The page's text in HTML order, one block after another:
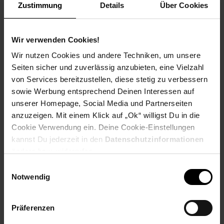
Zustimmung Details Über Cookies
Wir verwenden Cookies!
Wir nutzen Cookies und andere Techniken, um unsere
Seiten sicher und zuverlässig anzubieten, eine Vielzahl
von Services bereitzustellen, diese stetig zu verbessern
sowie Werbung entsprechend Deinen Interessen auf
unserer Homepage, Social Media und Partnerseiten
anzuzeigen. Mit einem Klick auf „Ok“ willigst Du in die
Cookie Verwendung ein. Deine Cookie-Einstellungen
kannst Du jederzeit in den Datenschutzinformationen
Notwendig
Präferenzen
Breite: 88 cm
Höhe: 120 cm
Innenabmessungen je großem Fach (BxHxT): 56 x 13,5 x
35,5 cm
Innenabmessungen je kleinem Fach (BxHxT): 27 x 13,5 x
35,5 cm
Materialstärke Holz: 1,5 cm
Weitere Abmessungen finden Sie im Maßbild
Farbe
Korpus: Dunkelbraun
Da es sich um Handarbeit und um ein Naturprodukt